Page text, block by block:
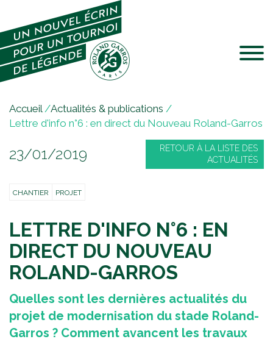
Jump to navigation
V
o
s
e
i
c
i
Accueil/Actualités & publications /
Lettre d'info n°6 : en direct du Nouveau Roland-Garros
23/01/2019
RETOUR À LA LISTE DES
ACTUALITÉS
CHANTIER PROJET
LETTRE D'INFO N°6 : EN
DIRECT DU NOUVEAU
ROLAND-GARROS
Quelles sont les dernières actualités du
projet de modernisation du stade Roland-
Garros ? Comment avancent les travaux